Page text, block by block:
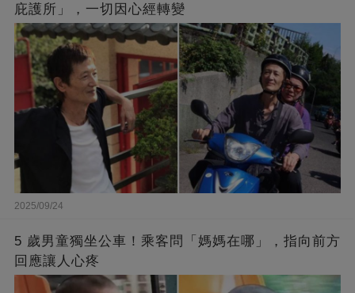
庇護所」，一切因心經轉變
2025/09/24
5 歲男童獨坐公車！乘客問「媽媽在哪」，指向前方
回應讓人心疼